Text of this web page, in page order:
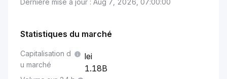
Dernière mise à jour : Aug 7, 2026, 07:00:00
Statistiques du marché
Capitalisation d
u marché
1.18B